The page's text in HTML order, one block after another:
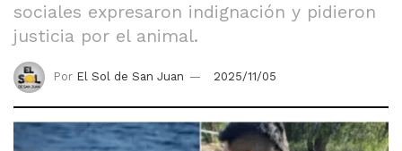
sociales expresaron indignación y pidieron
justicia por el animal.
Por El Sol de San Juan 2025/11/05